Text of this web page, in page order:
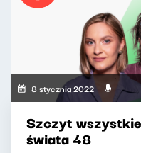
8 stycznia 2022
Szczyt
świata 48